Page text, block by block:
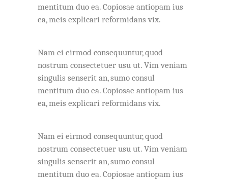
mentitum duo ea. Copiosae antiopam ius
ea, meis explicari reformidans vix.
Nam ei eirmod consequuntur, quod
nostrum consectetuer usu ut. Vim veniam
singulis senserit an, sumo consul
mentitum duo ea. Copiosae antiopam ius
ea, meis explicari reformidans vix.
Nam ei eirmod consequuntur, quod
nostrum consectetuer usu ut. Vim veniam
singulis senserit an, sumo consul
mentitum duo ea. Copiosae antiopam ius